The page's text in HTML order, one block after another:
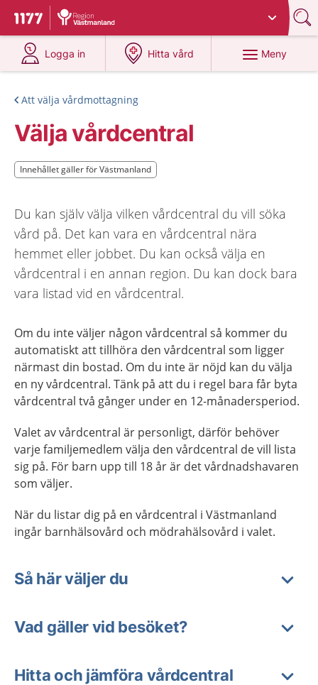
Till startsidan för 1177
Du har valt region
Logga in
på 1177.se
Hitta vård
på 1177.se
Meny
Att välja vårdmottagning
Välja vårdcentral
Innehållet gäller för Västmanland
Innehållet gäller för Västmanland
Du kan själv välja vilken vårdcentral du vill söka
vård på. Det kan vara en vårdcentral nära
hemmet eller jobbet. Du kan också välja en
vårdcentral i en annan region. Du kan dock bara
vara listad vid en vårdcentral.
Om du inte väljer någon vårdcentral så kommer du
automatiskt att tillhöra den vårdcentral som ligger
närmast din bostad. Om du inte är nöjd kan du välja
en ny vårdcentral. Tänk på att du i regel bara får byta
vårdcentral två gånger under en 12-månadersperiod.
Valet av vårdcentral är personligt, därför behöver
varje familjemedlem välja den vårdcentral de vill lista
sig på. För barn upp till 18 år är det vårdnadshavaren
som väljer.
När du listar dig på en vårdcentral i Västmanland
ingår barnhälsovård och mödrahälsovård i valet.
Så här väljer du
Vad gäller vid besöket?
Hitta och jämföra vårdcentral